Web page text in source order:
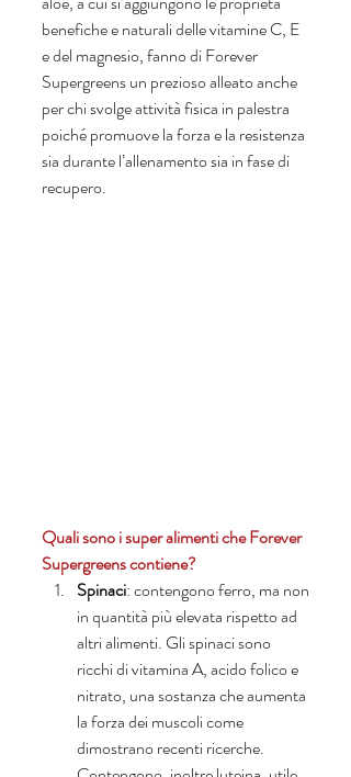
benefiche e naturali delle vitamine C, E
e del magnesio, fanno di Forever
Supergreens un prezioso alleato anche
per chi svolge attività fisica in palestra
poiché promuove la forza e la resistenza
sia durante l’allenamento sia in fase di
recupero.
Quali sono i super alimenti che Forever
Supergreens contiene?
Spinaci: contengono ferro, ma non
in quantità più elevata rispetto ad
altri alimenti. Gli spinaci sono
ricchi di vitamina A, acido folico e
nitrato, una sostanza che aumenta
la forza dei muscoli come
dimostrano recenti ricerche.